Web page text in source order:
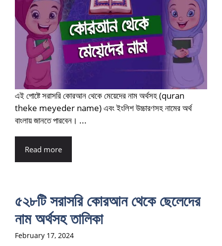
এই পোষ্টে সরাসরি কোরআন থেকে মেয়েদের নাম অর্থসহ (quran
theke meyeder name) এবং ইংলিশ উচ্চারণসহ নামের অর্থ
বাংলায় জানতে পারবেন। ...
Read more
৫২৮টি সরাসরি কোরআন থেকে ছেলেদের
নাম অর্থসহ তালিকা
February 17, 2024